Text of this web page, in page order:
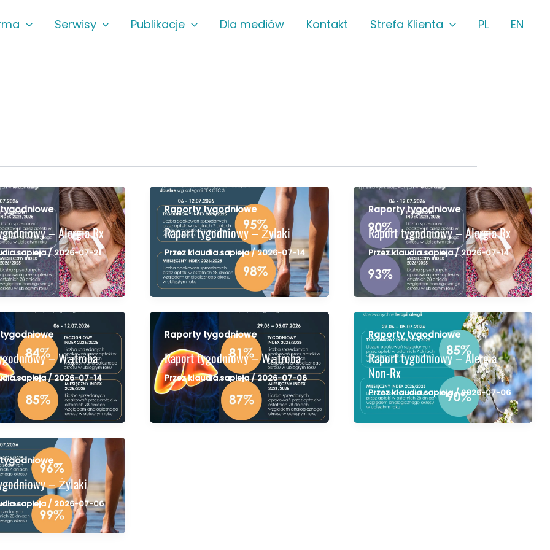
Serwisy Publikacje Dla mediów Kontakt Strefa Klienta PL EN
– Alergia Rx
/2026-07-21
Raporty tygodniowe
Raport tygodniowy – Żylaki
Przezklaudia.sapieja/2026-07-14
Raporty tygodniowe
Raport tygodniowy – Alergia Rx
Przezklaudia.sapieja/2026-07-14
– Wątroba
/2026-07-14
Raporty tygodniowe
Raport tygodniowy – Wątroba
Przezklaudia.sapieja/2026-07-06
Raporty tygodniowe
Raport tygodniowy – Alergia
Non-Rx
Przezklaudia.sapieja/2026-07-06
– Żylaki
/ 2026-07-06